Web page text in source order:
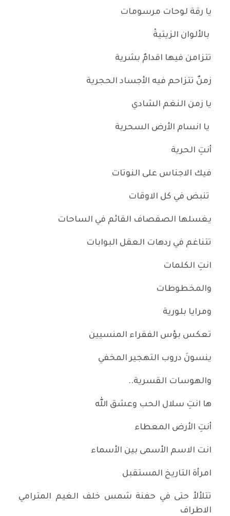
يا رقة لوحات مرسومات
بالألوان الزيتيةْ
تتزامن فيها اقدامٌ بشرية
زمنٌ تتزاحم فيه الأجساد الحجرية
يا زمن النغم الشادي
يا انسام الأرض السحرية
أنتِ الحرية
فيك الاجناس على النوتات
تنبض في كل الاوقات
يغسلها الصفصاف القائم في الساحات
تتناغم في ردهات العقل البوابات
انتِ الكلمات
والمخطوطات
ومرايا بلورية
تعكس بؤس الفقراء المنسيين
ينسونَ دروب التهجير المخفي
والهوسات القسرية..
ها انتِ سلال الحب وعشق الله
أنتِ الأرض المعطاء
انت الاسم الأسمى بين الأسماء
امرأة التاريخ المستقبل
تتلألأ حتى في حفنة شمس خلف الغيم المترامي
الاطراف